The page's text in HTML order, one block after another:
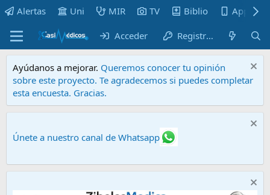
Alertas Uni MIR TV Biblio Apps
Acceder Registrarse
Ayúdanos a mejorar. Queremos conocer tu opinión
sobre este proyecto. Te agradecemos si puedes completar
esta encuesta. Gracias.
Únete a nuestro canal de Whatsapp